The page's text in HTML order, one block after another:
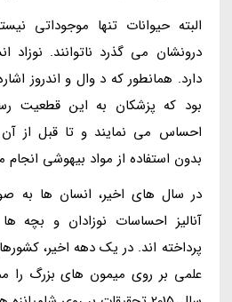
البته حیوانات تنها موجوداتی
درونشان می گذرد ناتوانند.
بود که پزشکان به این قطعیت
احساس می نمایند و تا قبل از آن
بدون استفاده از مواد بیهوشی
در سال های اخیر، انسان ها به
آنالیز احساسات نوزادان و بچه
پرداخته اند. در یک دهه اخیر،
علمی بر روی میمون های بزرگ را